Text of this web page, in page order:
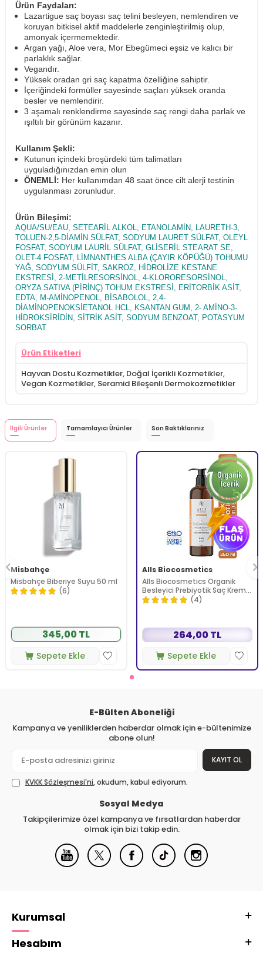
Ürün Faydaları:
Lazartigue saç boyası saç telini besleyen, nemlendiren ve
koruyan bitkisel aktif maddelerle zenginleştirilmiş olup,
amonyak içermemektedir.
Argan yağı, Aloe vera, Mor Ebegümeci eşsiz ve kalıcı bir
parlaklık sağlar.
Vegandır.
Yüksek oradan gri saç kapatma özelliğine sahiptir.
İçeriğindeki formüller sayesinde saçları yüksek oranda
besler ve nemlendirir.
3 aşamalı renklendirme sayesinde saç rengi daha parlak ve
ışıltılı bir görünüm kazanır.
Kullanım Şekli:
Kutunun içindeki broşürdeki tüm talimatları
uyguladığınızdan emin olun
ÖNEMLİ: Her kullanımdan 48 saat önce cilt alerji testinin
uygulanması zorunludur.
Ürün Bileşimi:
AQUA/SU/EAU, SETEARİL ALKOL, ETANOLAMİN, LAURETH-3,
TOLUEN-2,5-DİAMİN SÜLFAT, SODYUM LAURET SÜLFAT, OLEYL
FOSFAT, SODYUM LAURİL SÜLFAT, GLİSERİL STEARAT SE,
OLET-4 FOSFAT, LİMNANTHES ALBA (ÇAYIR KÖPÜĞÜ) TOHUMU
YAĞ, SODYUM SÜLFİT, SAKROZ, HİDROLİZE KESTANE
EKSTRESİ, 2-METİLRESORSİNOL, 4-KLORORESORSİNOL,
ORYZA SATIVA (PİRİNÇ) TOHUM EKSTRESİ, ERİTORBİK ASİT,
EDTA, M-AMİNOPENOL, BİSABOLOL, 2,4-
DİAMİNOPENOKSİETANOL HCL, KSANTAN GUM, 2- AMİNO-3-
HİDROKSİRİDİN, SİTRİK ASİT, SODYUM BENZOAT, POTASYUM
SORBAT
Ürün Etiketleri
Hayvan Dostu Kozmetikler, Doğal İçerikli Kozmetikler,
Vegan Kozmetikler, Seramid Bileşenli Dermokozmetikler
İlgili Ürünler Tamamlayıcı Ürünler Son Baktıklarınız
Misbahçe
Misbahçe Biberiye Suyu 50 ml
(6)
345,00 TL
Sepete Ekle
Alls Biocosmetics
Alls Biocosmetics Organik
Besleyici Prebiyotik Saç Kremi
350 ml
(4)
264,00 TL
Sepete Ekle
E-Bülten Aboneliği
Kampanya ve yeniliklerden haberdar olmak için e-bültenimize
abone olun!
KAYIT OL
KVKK Sözleşmesi'ni, okudum, kabul ediyorum.
Sosyal Medya
Takipçilerimize özel kampanya ve fırsatlardan haberdar
olmak için bizi takip edin.
Kurumsal
Hesabım